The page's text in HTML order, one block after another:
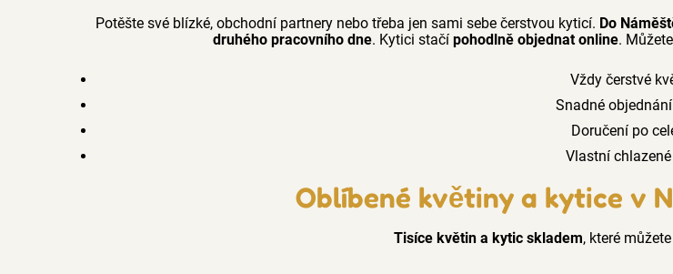
Potěšte své blízké, obchodní partnery nebo třeba jen sami sebe čerstvou kyticí. Do
druhého pracovního dne. Kytici stačí pohodlně objednat online.
Vždy čerstvé
Snadné
Doručení po
Vlastní
Oblíbené květiny a kytice v
Tisíce květin a kytic skladem, které